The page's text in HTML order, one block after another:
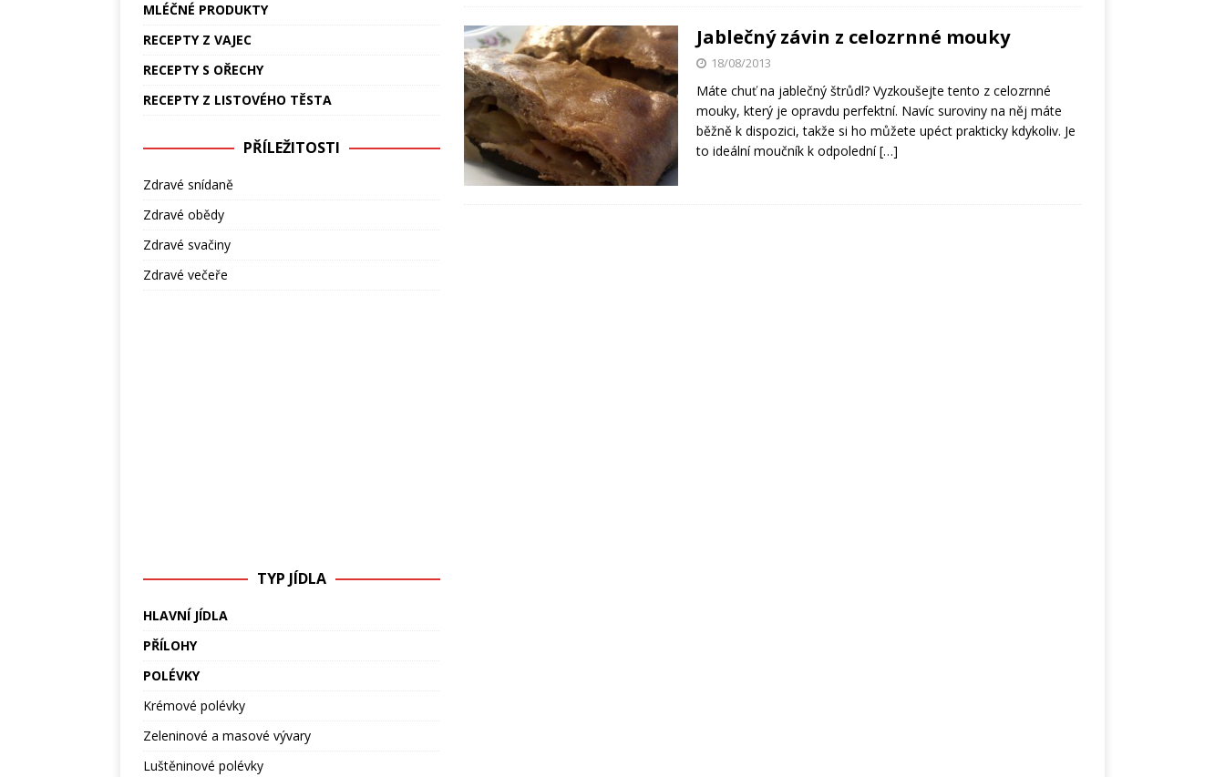
Jablečný závin z celozrnné mouky
18/08/2013
Máte chuť na jablečný štrůdl? Vyzkoušejte tento z celozrnné
mouky, který je opravdu perfektní. Navíc suroviny na něj máte
běžně k dispozici, takže si ho můžete upéct prakticky kdykoliv. Je
to ideální moučník k odpolední[…]
MLÉČNÉ PRODUKTY
RECEPTY Z VAJEC
RECEPTY S OŘECHY
RECEPTY Z LISTOVÉHO TĚSTA
PŘÍLEŽITOSTI
Zdravé snídaně
Zdravé obědy
Zdravé svačiny
Zdravé večeře
TYP JÍDLA
HLAVNÍ JÍDLA
PŘÍLOHY
POLÉVKY
Krémové polévky
Zeleninové a masové vývary
Luštěninové polévky